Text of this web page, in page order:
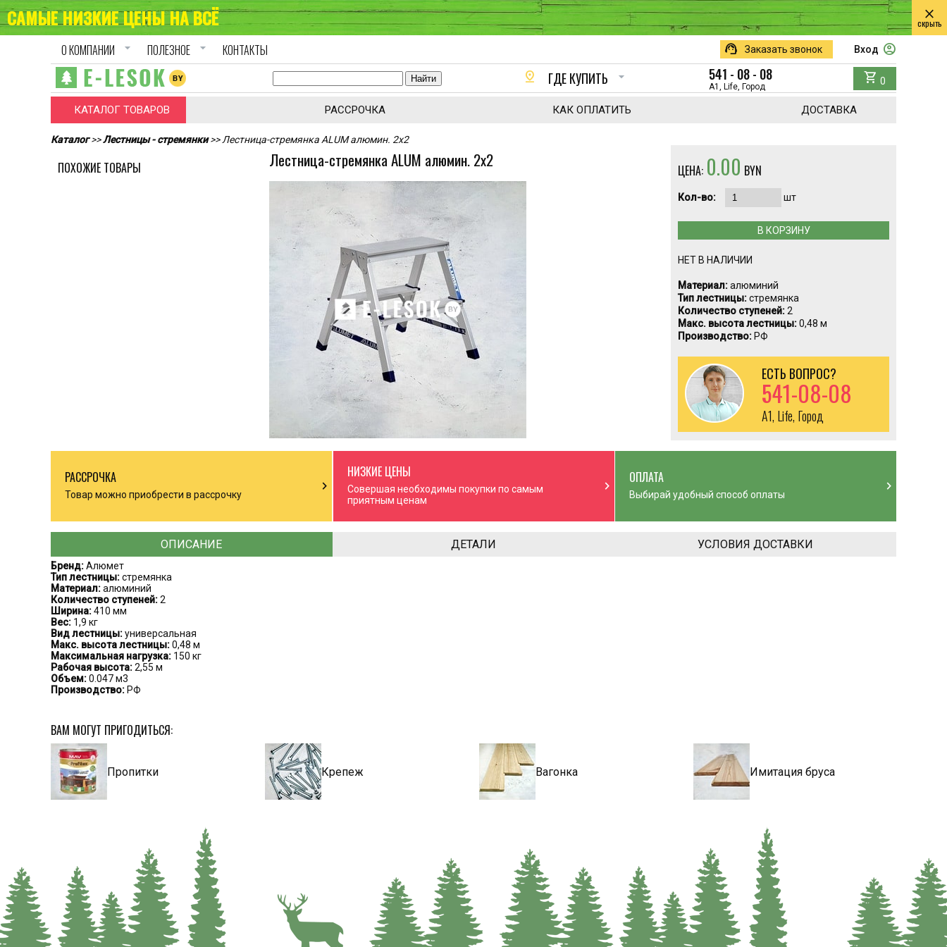
САМЫЕ НИЗКИЕ ЦЕНЫ НА ВСЁ close
скрыть
О КОМПАНИИ arrow_drop_down ПОЛЕЗНОЕ arrow_drop_down КОНТАКТЫ support_agent Заказать звонок Вход account_circle
pin_drop
ГДЕ КУПИТЬ arrow_drop_down 541 - 08 - 08
A1, Life, Город
shopping_cart 0
КАТАЛОГ ТОВАРОВ РАССРОЧКА КАК ОПЛАТИТЬ ДОСТАВКА
Каталог>>Лестницы - стремянки >> Лестница-стремянка ALUM алюмин. 2х2
ПОХОЖИЕ ТОВАРЫ Лестница-стремянка ALUM алюмин. 2х2 ЦЕНА: 0.00 BYN
Кол-во: шт
В КОРЗИНУ
НЕТ В НАЛИЧИИ
Материал:алюминий
Тип лестницы:стремянка
Количество ступеней:2
Макс. высота лестницы:0,48 м
Производство: РФ
ЕСТЬ ВОПРОС?
541-08-08
A1, Life, Город
РАССРОЧКА
Товар можно приобрести в рассрочку chevron_right
НИЗКИЕ ЦЕНЫ
Совершая необходимы покупки по самым
приятным ценам
chevron_right
ОПЛАТА
Выбирай удобный способ оплаты chevron_right
ОПИСАНИЕ ДЕТАЛИ УСЛОВИЯ ДОСТАВКИ
Бренд:Алюмет
Тип лестницы:стремянка
Материал:алюминий
Количество ступеней:2
Ширина:410 мм
Вес: 1,9 кг
Вид лестницы:универсальная
Макс. высота лестницы:0,48 м
Максимальная нагрузка: 150 кг
Рабочая высота:2,55 м
Объем:0.047 м3
Производство: РФ
ВАМ МОГУТ ПРИГОДИТЬСЯ:
Пропитки Крепеж Вагонка Имитация бруса